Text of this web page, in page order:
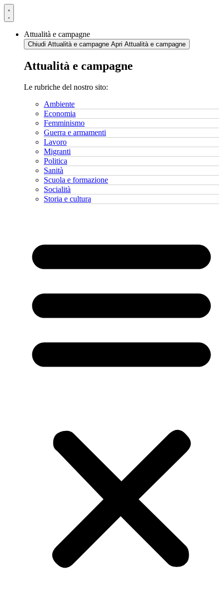
Vai
al
Attualità e campagne
Chiudi Attualità e campagne Apri Attualità e campagne
Attualità e campagne
Le rubriche del nostro sito:
Ambiente
Economia
Femminismo
Guerra e armamenti
Lavoro
Migranti
Politica
Sanità
Scuola e formazione
Socialità
Storia e cultura